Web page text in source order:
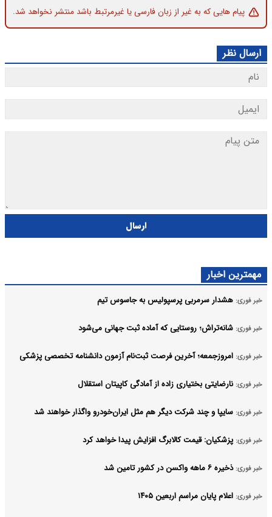
پیام هایی که به غیر از زبان فارسی یا غیرمرتبط باشد منتشر نخواهد شد.
ارسال نظر
ارسال
مهمترین اخبار
خبر فوری: هشدار سرمربی پرسپولیس به جاسوس تیم
خبر فوری: شانه‌تراش؛ روستایی که آماده ثبت جهانی می‌شود
خبر فوری: امروزجمعه؛ آخرین فرصت ثبت‌نام آزمون دانشنامه تخصصی پزشکی
خبر فوری: نارضایتی بختیاری زاده از آمادگی کاپیتان استقلال
خبر فوری: سایپا و چند شرکت دیگر هم مثل ایران‌خودرو واگذار خواهند شد
خبر فوری: پزشکیان: قیمت کالابرگ افزایش پیدا خواهد کرد
خبر فوری: ذخیره ۶ ماهه واکسن در کشور تامین شد
خبر فوری: اعلام پایان مراسم اربعین ۱۴۰۵